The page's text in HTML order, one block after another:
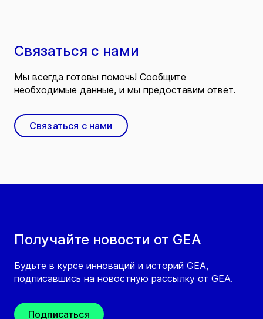
Получайте новости от GEA
Будьте в курсе инноваций и историй GEA,
подписавшись на новостную рассылку от GEA.
Подписаться
Связаться с нами
Мы всегда готовы помочь! Сообщите
необходимые данные, и мы предоставим ответ.
Связаться с нами